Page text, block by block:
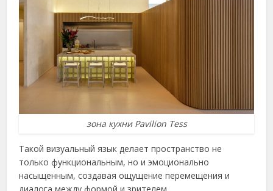
зона кухни Pavilion Tess
Такой визуальный язык делает пространство не
только функциональным, но и эмоционально
насыщенным, создавая ощущение перемещения и
диалога между формой и зрителем.